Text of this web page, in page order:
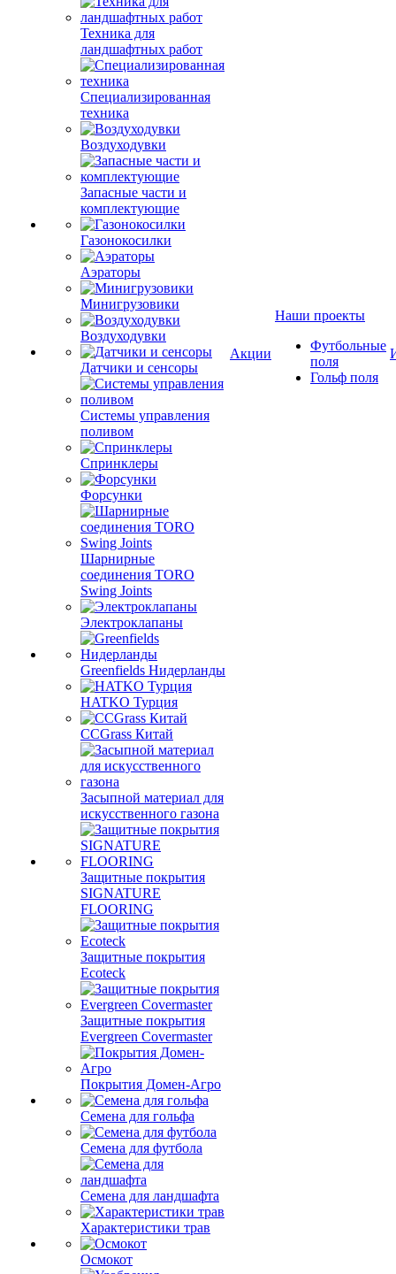
Техника для
ландшафтных работ
Специализированная
техника
Воздуходувки
Запасные части и
комплектующие
Газонокосилки
Аэраторы
Минигрузовики
Воздуходувки
Датчики и сенсоры
Системы управления
поливом
Спринклеры
Форсунки
Шарнирные
соединения TORO
Swing Joints
Электроклапаны
Greenfields Нидерланды
HATKO Турция
CCGrass Китай
Засыпной материал для
искусственного газона
Защитные покрытия
SIGNATURE
FLOORING
Защитные покрытия
Ecoteck
Защитные покрытия
Evergreen Covermaster
Покрытия Домен-Агро
Семена для гольфа
Семена для футбола
Семена для ландшафта
Характеристики трав
Осмокот
Акции
Наши проекты
Футбольные
поля
Гольф поля